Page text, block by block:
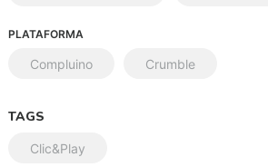
PLATAFORMA
Compluino Crumble
TAGS
Clic&Play